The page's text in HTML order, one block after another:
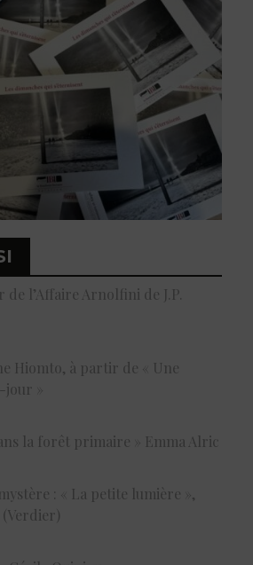
de l’Affaire Arnolfini de J.P.
Hiomto, à partir de « Une
»
la forêt primaire » Emma Alric
: « La petite lumière »,